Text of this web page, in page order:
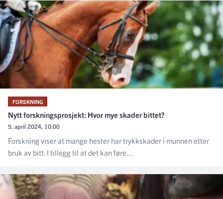
FORSKNING
Nytt forskningsprosjekt: Hvor mye skader bittet?
5. april 2024, 10:00
Forskning viser at mange hester har trykkskader i munnen etter
bruk av bitt. I tillegg til at det kan føre...